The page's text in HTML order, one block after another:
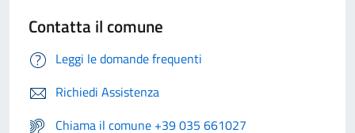
Contatta il comune
Leggi le domande frequenti
Richiedi Assistenza
Chiama il comune +39 035 661027